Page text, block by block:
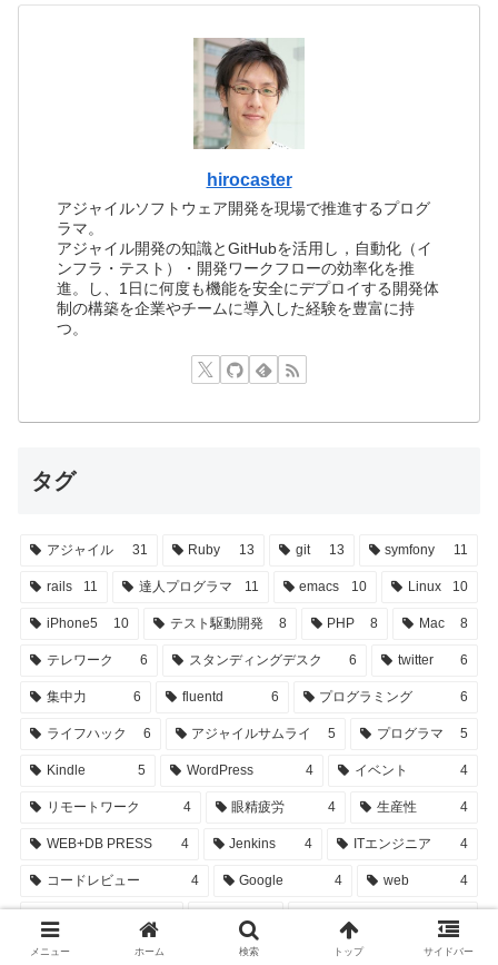
hirocaster
アジャイルソフトウェア開発を現場で推進するプログ
ラマ。
アジャイル開発の知識とGitHubを活用し，自動化（イ
ンフラ・テスト）・開発ワークフローの効率化を推
進。し、1日に何度も機能を安全にデプロイする開発体
制の構築を企業やチームに導入した経験を豊富に持
つ。
タグ
アジャイル 31 Ruby 13 git 13 symfony 11
rails 11 達人プログラマ 11 emacs 10 Linux 10
iPhone5 10 テスト駆動開発 8 PHP 8 Mac 8
テレワーク 6 スタンディングデスク 6 twitter 6
集中力 6 fluentd 6 プログラミング 6
ライフハック 6 アジャイルサムライ 5 プログラマ 5
Kindle 5 WordPress 4 イベント 4
リモートワーク 4 眼精疲労 4 生産性 4
WEB+DB PRESS 4 Jenkins 4 ITエンジニア 4
コードレビュー 4 Google 4 web 4
python iPhone テザリング 3
メニュー ホーム 検索 トップ サイドバー